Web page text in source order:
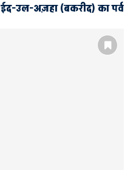
उल-अज़हा (बकरीद) का पर्व